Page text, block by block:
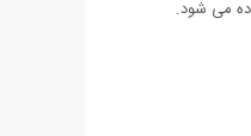
می شود.